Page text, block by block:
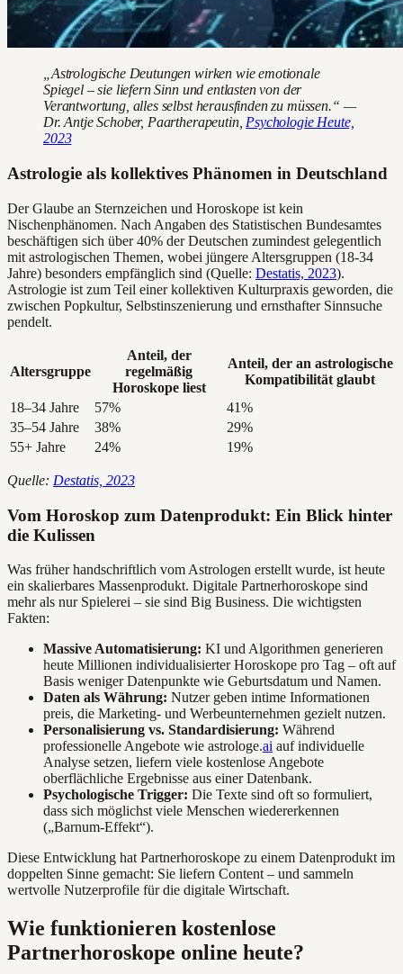
„Astrologische Deutungen wirken wie emotionale
Spiegel – sie liefern Sinn und entlasten von der
Verantwortung, alles selbst herausfinden zu müssen.“ —
Dr. Antje Schober, Paartherapeutin, Psychologie Heute,
2023
Astrologie als kollektives Phänomen in Deutschland
Der Glaube an Sternzeichen und Horoskope ist kein
Nischenphänomen. Nach Angaben des Statistischen Bundesamtes
beschäftigen sich über 40% der Deutschen zumindest gelegentlich
mit astrologischen Themen, wobei jüngere Altersgruppen (18-34
Jahre) besonders empfänglich sind (Quelle: Destatis, 2023).
Astrologie ist zum Teil einer kollektiven Kulturpraxis geworden, die
zwischen Popkultur, Selbstinszenierung und ernsthafter Sinnsuche
pendelt.
Altersgruppe
Anteil, der
regelmäßig
Horoskope liest
Anteil, der an astrologische
Kompatibilität glaubt
18–34 Jahre
57%
41%
35–54 Jahre
38%
29%
55+ Jahre
24% 19%
Quelle: Destatis, 2023
Vom Horoskop zum Datenprodukt: Ein Blick hinter
die Kulissen
Was früher handschriftlich vom Astrologen erstellt wurde, ist heute
ein skalierbares Massenprodukt. Digitale Partnerhoroskope sind
mehr als nur Spielerei – sie sind Big Business. Die wichtigsten
Fakten:
Massive Automatisierung: KI und Algorithmen generieren
heute Millionen individualisierter Horoskope pro Tag – oft auf
Basis weniger Datenpunkte wie Geburtsdatum und Namen.
Daten als Währung: Nutzer geben intime Informationen
preis, die Marketing- und Werbeunternehmen gezielt nutzen.
Personalisierung vs. Standardisierung: Während
professionelle Angebote wie astrologe.ai auf individuelle
Analyse setzen, liefern viele kostenlose Angebote
oberflächliche Ergebnisse aus einer Datenbank.
Psychologische Trigger: Die Texte sind oft so formuliert,
dass sich möglichst viele Menschen wiedererkennen
(„Barnum-Effekt“).
Diese Entwicklung hat Partnerhoroskope zu einem Datenprodukt im
doppelten Sinne gemacht: Sie liefern Content – und sammeln
wertvolle Nutzerprofile für die digitale Wirtschaft.
Wie funktionieren kostenlose
Partnerhoroskope online heute?